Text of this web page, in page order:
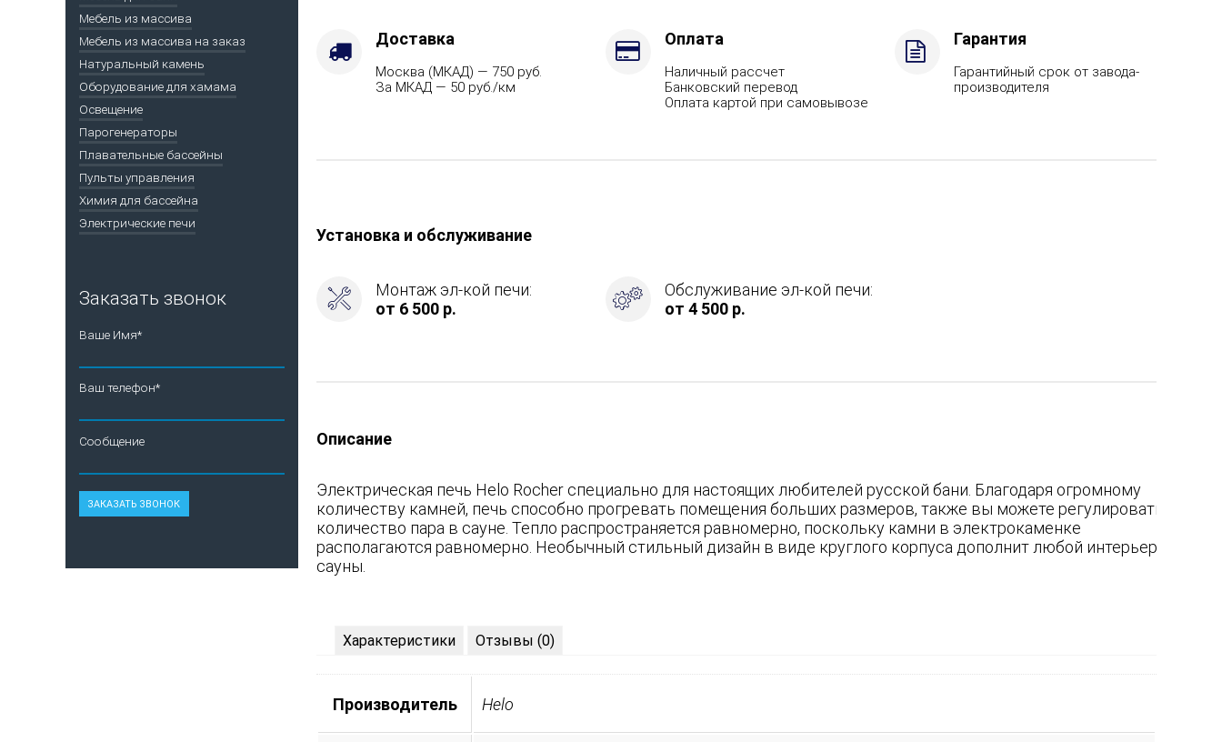
Trend
комплекте,
Доставка
Москва (МКАД) — 750 руб.
За МКАД — 50 руб./км
Оплата
Наличный рассчет
Банковский перевод
Оплата картой при самовывозе
Гарантия
Гарантийный срок от завода-
производителя
Установка и обслуживание
Монтаж эл-кой печи:
от 6 500 р.
Обслуживание эл-кой печи:
от 4 500 р.
Описание
Электрическая печь Helo Rocher специально для настоящих любителей русской бани. Благодаря огромному
количеству камней, печь способно прогревать помещения больших размеров, также вы можете регулировать
количество пара в сауне. Тепло распространяется равномерно, поскольку камни в электрокаменке
располагаются равномерно. Необычный стильный дизайн в виде круглого корпуса дополнит любой интерьер
сауны.
Характеристики Отзывы (0)
Производитель Helo
Мебель из массива
Мебель из массива на заказ
Натуральный камень
Оборудование для хамама
Освещение
Парогенераторы
Плавательные бассейны
Пульты управления
Химия для бассейна
Электрические печи
Заказать звонок
Ваше Имя*
Ваш телефон*
Сообщение